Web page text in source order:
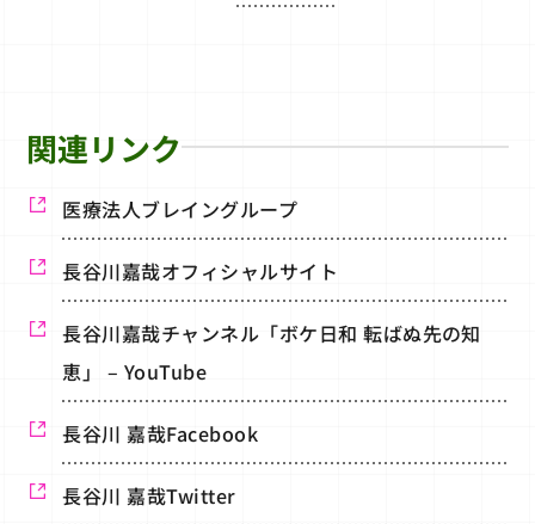
関連リンク
医療法人ブレイングループ
長谷川嘉哉オフィシャルサイト
長谷川嘉哉チャンネル「ボケ日和 転ばぬ先の知
恵」 – YouTube
長谷川 嘉哉Facebook
長谷川 嘉哉Twitter